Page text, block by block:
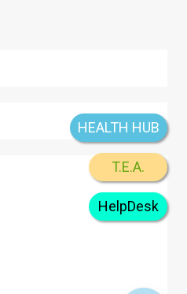
HelpDesk
T.E.A.
HEALTH HUB